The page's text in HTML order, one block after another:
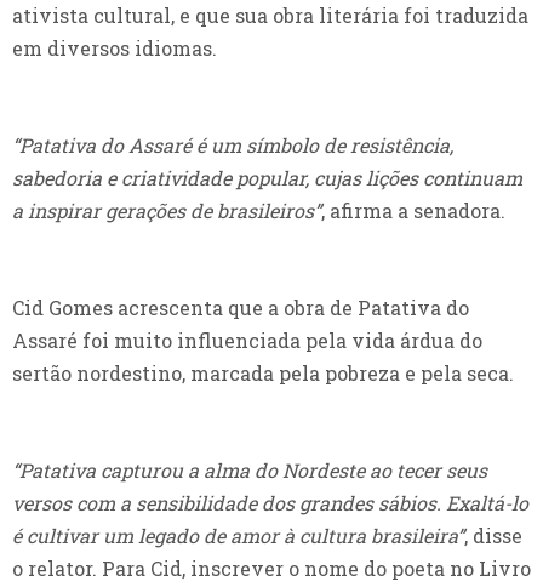
ativista cultural, e que sua obra literária foi traduzida
em diversos idiomas.
“Patativa do Assaré é um símbolo de resistência,
sabedoria e criatividade popular, cujas lições continuam
a inspirar gerações de brasileiros”, afirma a senadora.
Cid Gomes acrescenta que a obra de Patativa do
Assaré foi muito influenciada pela vida árdua do
sertão nordestino, marcada pela pobreza e pela seca.
“Patativa capturou a alma do Nordeste ao tecer seus
versos com a sensibilidade dos grandes sábios. Exaltá-lo
é cultivar um legado de amor à cultura brasileira”, disse
o relator. Para Cid, inscrever o nome do poeta no Livro